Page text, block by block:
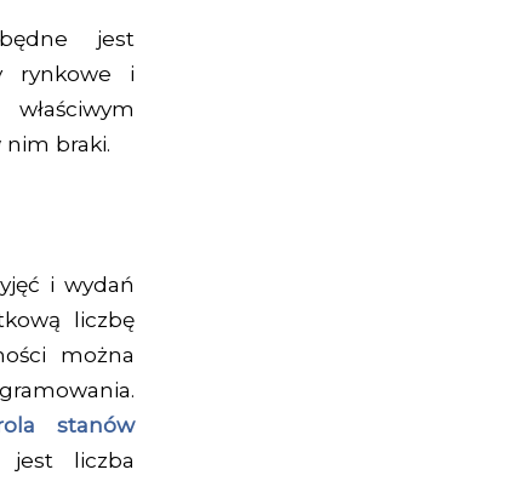
jest
rynkowe i
nim braki.
i wydań
liczbę
można
stanów
jest liczba